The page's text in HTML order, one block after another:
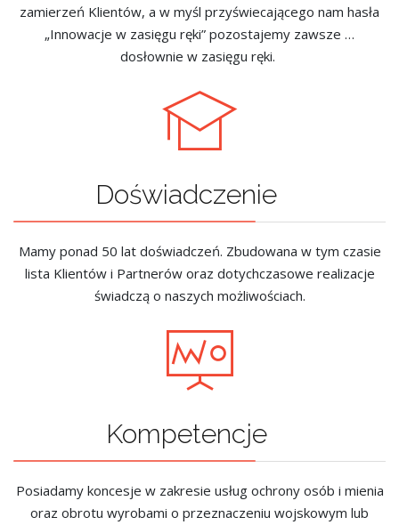
zamierzeń Klientów, a w myśl przyświecającego nam hasła
„Innowacje w zasięgu ręki” pozostajemy zawsze …
dosłownie w zasięgu ręki.
Doświadczenie
Mamy ponad 50 lat doświadczeń. Zbudowana w tym czasie
lista Klientów i Partnerów oraz dotychczasowe realizacje
świadczą o naszych możliwościach.
Kompetencje
Posiadamy koncesje w zakresie usług ochrony osób i mienia
oraz obrotu wyrobami o przeznaczeniu wojskowym lub